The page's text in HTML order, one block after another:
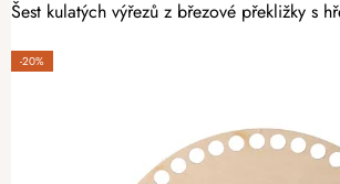
Šest kulatých výřezů z březové překližky s
-20%